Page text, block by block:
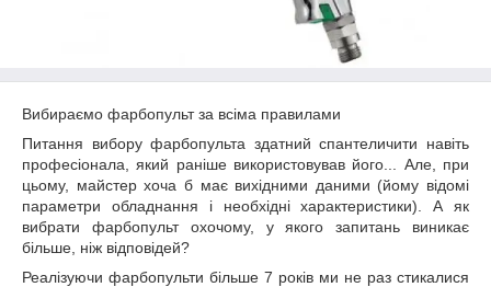
Вибираємо фарбопульт за всіма правилами
Питання вибору фарбопульта здатний спантеличити навіть
професіонала, який раніше використовував його... Але, при
цьому, майстер хоча б має вихідними даними (йому відомі
параметри обладнання і необхідні характеристики). А як
вибрати фарбопульт охочому, у якого запитань виникає
більше, ніж відповідей?
Реалізуючи фарбопульти більше 7 років ми не раз стикалися